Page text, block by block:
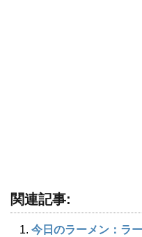
関連記事:
今日のラーメン：ラ